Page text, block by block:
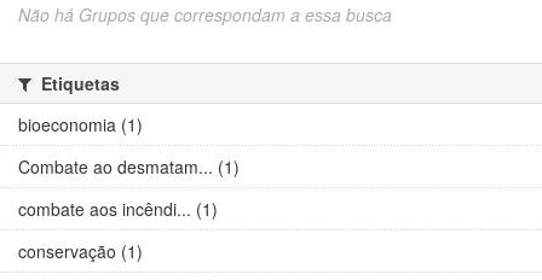
Não há Grupos que correspondam a essa busca
Etiquetas
bioeconomia (1)
Combate ao desmatam... (1)
combate aos incêndi... (1)
conservação (1)